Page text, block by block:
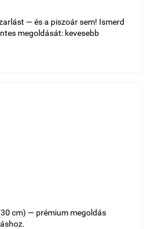
— és a piszoár sem! Ismerd
megoldását: kevesebb
cm) — prémium megoldás